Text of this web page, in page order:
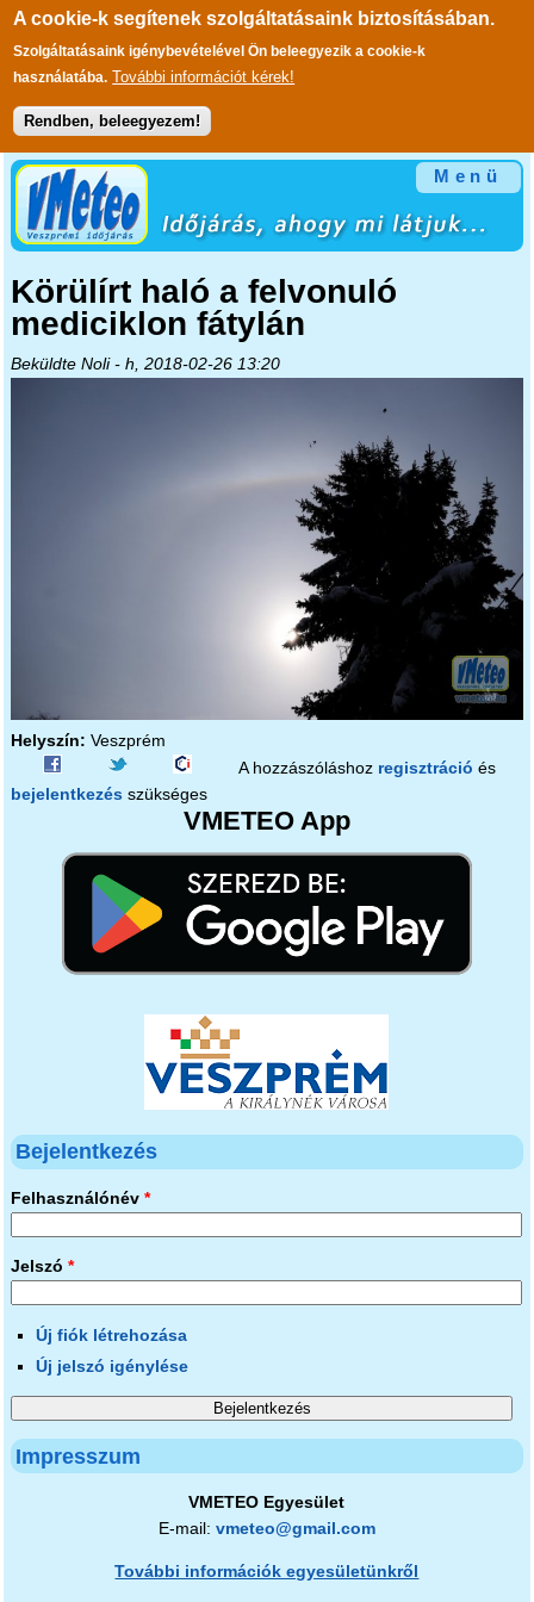
A cookie-k segítenek szolgáltatásaink biztosításában.
Szolgáltatásaink igénybevételével Ön beleegyezik a cookie-k
használatába. További információt kérek!
Rendben, beleegyezem!
Ugrás a tartalomra
Menü
Körülírt haló a felvonuló
mediciklon fátylán
Beküldte Noli- h, 2018-02-26 13:20
Helyszín: Veszprém
A hozzászóláshoz regisztráció és
bejelentkezés szükséges
VMETEO App
Bejelentkezés
Felhasználónév *
Jelszó *
Új fiók létrehozása
Új jelszó igénylése
Impresszum
VMETEO Egyesület
E-mail: vmeteo@gmail.com
További információk egyesületünkről